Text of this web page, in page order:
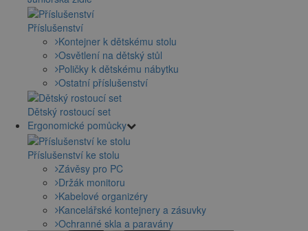
Příslušenství
Kontejner k dětskému stolu
Osvětlení na dětský stůl
Poličky k dětskému nábytku
Ostatní příslušenství
Dětský rostoucí set
Ergonomické pomůcky
Příslušenství ke stolu
Závěsy pro PC
Držák monitoru
Kabelové organizéry
Kancelářské kontejnery a zásuvky
Ochranné skla a paravány